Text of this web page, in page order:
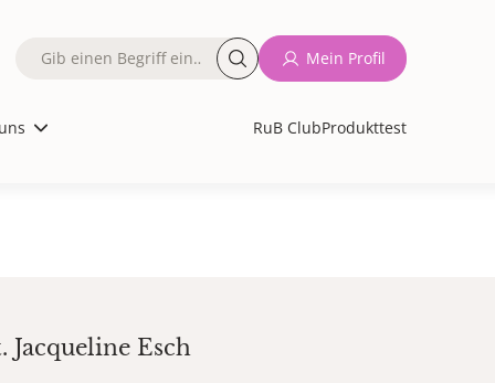
RuB ClubProdukttest
Fulltext
Mein Profil
Jacqueline Esch